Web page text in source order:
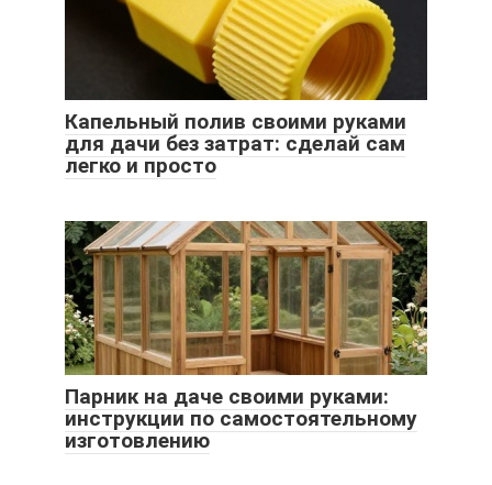
Капельный полив своими руками
для дачи без затрат: сделай сам
легко и просто
Парник на даче своими руками:
инструкции по самостоятельному
изготовлению